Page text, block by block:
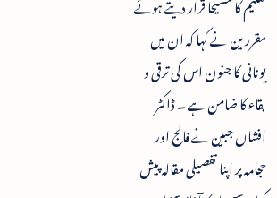
مقررین نے کہا کہ ان میں
یونانی کا جنون اس کی ترقی و
بقاء کا ضامن ہے ۔ ڈاکٹر
افشاں جبین نے فالج اور
حجامہ پر اپنا تفصیلی مقالہ پیش